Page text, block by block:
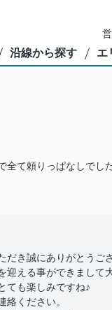
沿線から探す エ
全て頼りっぱなしでし
だき誠にありがとうご
迎える事ができまして
ても楽しみですね♪
絡ください。